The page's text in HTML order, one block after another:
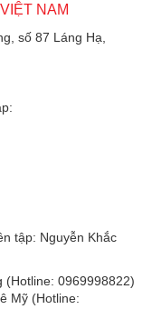
NAM
số 87 Láng Hạ,
tập: Nguyễn Khắc
(Hotline: 0969998822)
Mỹ (Hotline: